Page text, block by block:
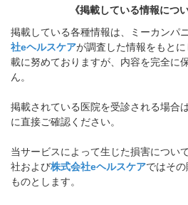
《掲載している情報につ
掲載している各種情報は、ミーカンパ
社eヘルスケアが調査した情報をもと
載に努めておりますが、内容を完全に
ん。
掲載されている医院を受診される場合
に直接ご確認ください。
当サービスによって生じた損害につい
社および株式会社eヘルスケアではそ
ものとします。